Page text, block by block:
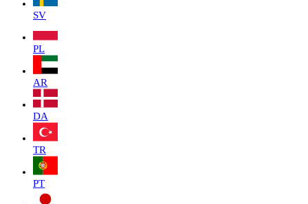
SV
PL
AR
DA
TR
PT